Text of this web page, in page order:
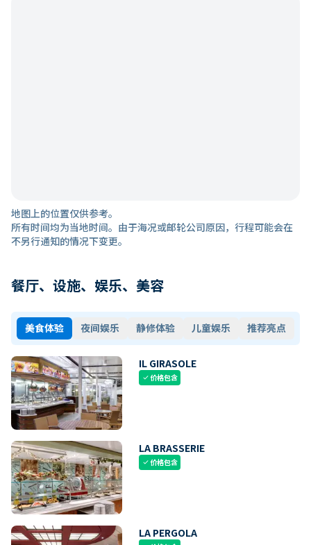
地图上的位置仅供参考。
所有时间均为当地时间。由于海况或邮轮公司原因，行程可能会在
不另行通知的情况下变更。
餐厅、设施、娱乐、美容
美食体验 夜间娱乐 静修体验 儿童娱乐 推荐亮点
IL GIRASOLE
check价格包含
LA BRASSERIE
check价格包含
LA PERGOLA